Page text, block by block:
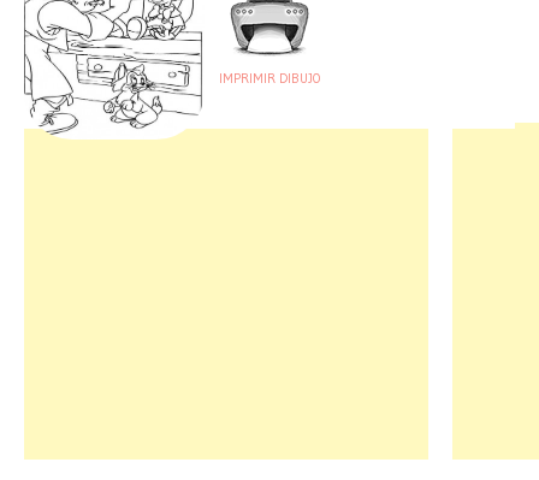
IMPRIMIR DIBUJO